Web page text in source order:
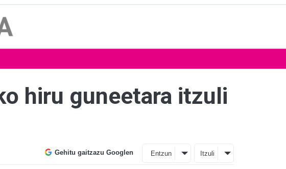
hiru guneetara itzuli
Gehitu gaitzazu Googlen Entzun Itzuli